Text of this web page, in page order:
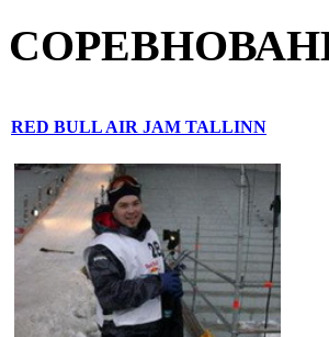
RED BULL AIR JAM TALLINN